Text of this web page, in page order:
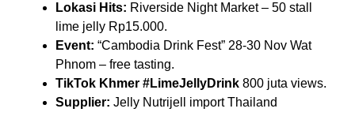
Lokasi Hits: Riverside Night Market – 50 stall
lime jelly Rp15.000.
Event: “Cambodia Drink Fest” 28-30 Nov Wat
Phnom – free tasting.
TikTok Khmer #LimeJellyDrink 800 juta views.
Supplier: Jelly Nutrijell import Thailand